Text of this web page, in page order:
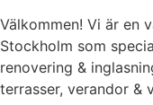
Välkommen! Vi är en
Stockholm som
renovering &
terrasser, verandor &